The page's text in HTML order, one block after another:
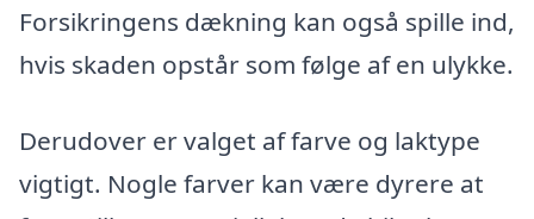
Forsikringens dækning kan også spille ind,
hvis skaden opstår som følge af en ulykke.
Derudover er valget af farve og laktype
vigtigt. Nogle farver kan være dyrere at